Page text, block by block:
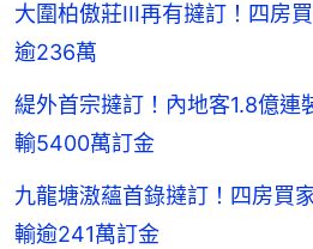
大圍柏傲莊III再有撻訂！四房
逾236萬
緹外首宗撻訂！內地客1.8億
輸5400萬訂金
九龍塘滶蘊首錄撻訂！四房
輸逾241萬訂金